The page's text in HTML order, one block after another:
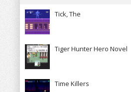
Tick, The
Tiger Hunter Hero Novel
Time Killers